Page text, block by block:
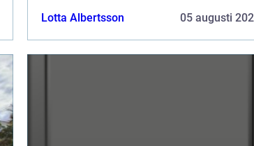
Lotta Albertsson 05 augusti